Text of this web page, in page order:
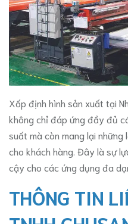
Xốp định hình sản xuất tại
không chỉ đáp ứng đầy đủ
suất mà còn mang lại
cho khách hàng. Đây là sự
cậy cho các ứng dụng đa
THÔNG TIN